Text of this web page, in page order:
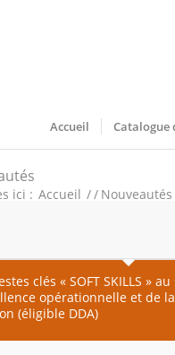
Accueil Catalogue
ici : Accueil // Nouveautés
clés « SOFT SKILLS »
opérationnelle et de
(éligible DDA)